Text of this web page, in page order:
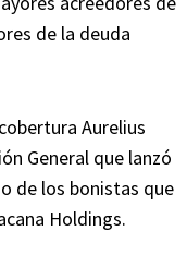
de la deuda
Aurelius
General que lanzó
de los bonistas que
Holdings.